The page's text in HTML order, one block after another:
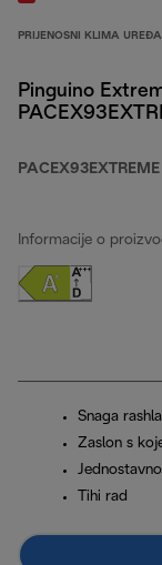
PRIJENOSNI KLIMA
Pinguino
PACEX93EXTREME
Informacije o
Snaga
Zaslon s
Tihi rad